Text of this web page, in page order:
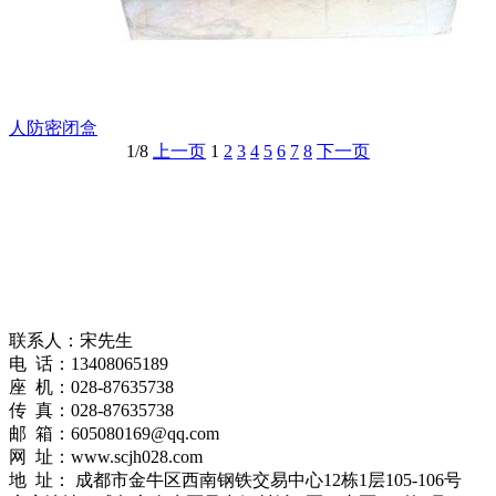
人防密闭盒
1/8
上一页 1 2 3 4 5 6 7 8 下一页
联系人：宋先生
电 话：13408065189
座 机：028-87635738
传 真：028-87635738
邮 箱：605080169@qq.com
网 址：www.scjh028.com
地 址： 成都市金牛区西南钢铁交易中心12栋1层105-106号